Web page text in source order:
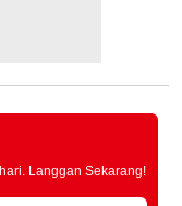
Langgan Sekarang!